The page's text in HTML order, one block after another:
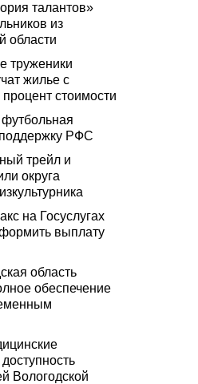
талантов»
из
области
труженики
жилье с
стоимости
футбольная
РФС
трейл и
округа
на Госуслугах
выплату
область
обеспечение
Вологодской